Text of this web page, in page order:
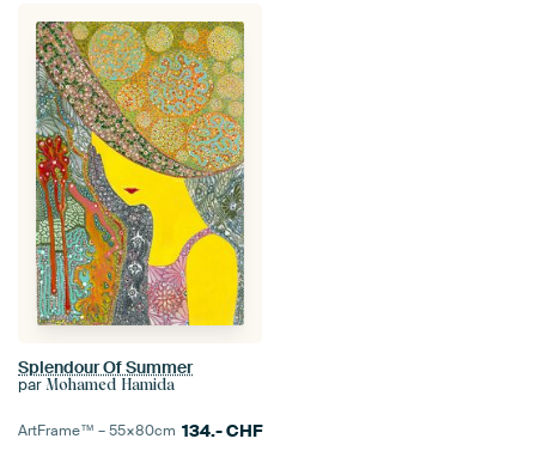
Splendour Of Summer
par Mohamed Hamida
ArtFrame™ –55×80cm 134.-CHF